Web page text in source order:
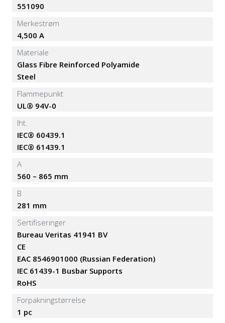
551090
Merkestrøm
4,500 A
Materiale
Glass Fibre Reinforced Polyamide
Steel
Flammepunkt
UL® 94V-0
Iht.
IEC® 60439.1
IEC® 61439.1
A
560 – 865 mm
B
281 mm
Sertifiseringer
Bureau Veritas 41941 BV
CE
EAC 8546901000 (Russian Federation)
IEC 61439-1 Busbar Supports
RoHS
Forpakningstørrelse
1 pc